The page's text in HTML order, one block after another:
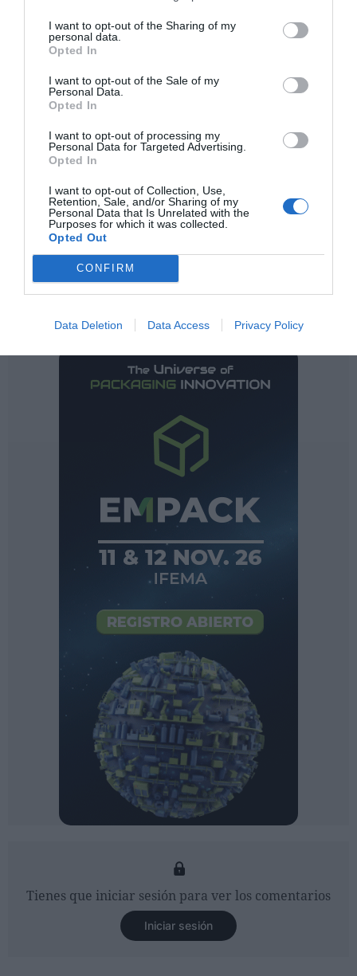
I want to opt-out of the Sharing of my
personal data.
Opted In
I want to opt-out of the Sale of my
Personal Data.
Opted In
I want to opt-out of processing my
Personal Data for Targeted Advertising.
Opted In
I want to opt-out of Collection, Use,
Retention, Sale, and/or Sharing of my
Personal Data that Is Unrelated with the
Purposes for which it was collected.
Opted Out
CONFIRM
Data Deletion Data Access Privacy Policy
Chouinard deberá pagar 17,5 millones dólares en
impuestos, aunque posteriormente, la compañía estará
exenta de pagar impuestos puesto que es una entidad
sin ánimo de lucro. Chouinard ha declarado en The
New York Times, que es una operación que "
consagra el
próposito y los valores de la compañía
explicó Yvon en un comunicado emitido por parte de la
empresa textil, "Necesitábamos encontrar una forma de
destinar más dinero a la lucha contra la crisis y a la vez
mantener intactos los valores de la compañía.
A partir de ahora, todos los beneficios que genere la
compañía, se dedicarán a defender el planeta.
familia de Chouinard también renuncia al control
de la compañía, puesto que el 100% de los títulos sin
Collective.
Tienes que iniciar sesión para ver los comentarios
Iniciar sesión